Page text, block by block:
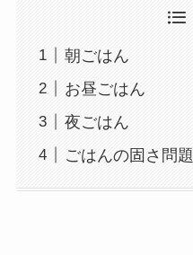
朝ごはん
お昼ごはん
夜ごはん
ごはんの固さ問題